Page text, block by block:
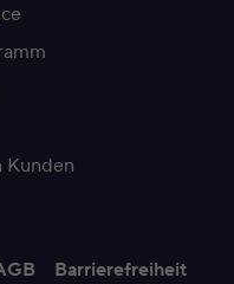
Kunden
Barrierefreiheit